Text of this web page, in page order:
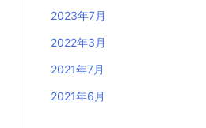
2023年7月
2022年3月
2021年7月
2021年6月